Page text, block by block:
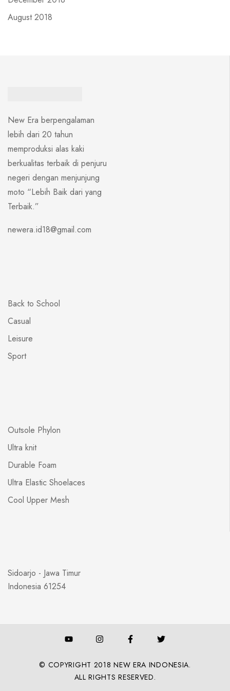
August 2018
New Era berpengalaman
lebih dari 20 tahun
memproduksi alas kaki
berkualitas terbaik di penjuru
negeri dengan menjunjung
moto “Lebih Baik dari yang
Terbaik.”
newera.id18@gmail.com
Back to School
Casual
Leisure
Sport
Outsole Phylon
Ultra knit
Durable Foam
Ultra Elastic Shoelaces
Cool Upper Mesh
Sidoarjo - Jawa Timur
Indonesia 61254
© COPYRIGHT 2018 NEW ERA INDONESIA.
ALL RIGHTS RESERVED.